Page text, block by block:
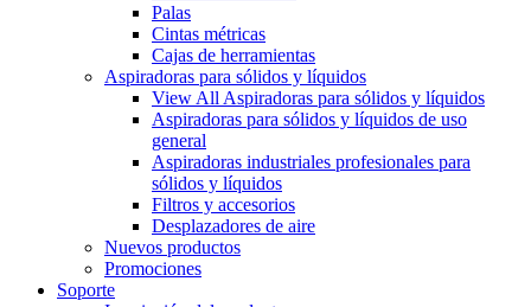
Palas
Cintas métricas
Cajas de herramientas
Aspiradoras para sólidos y líquidos
View All Aspiradoras para sólidos y líquidos
Aspiradoras para sólidos y líquidos de uso
general
Aspiradoras industriales profesionales para
sólidos y líquidos
Filtros y accesorios
Desplazadores de aire
Nuevos productos
Promociones
Soporte